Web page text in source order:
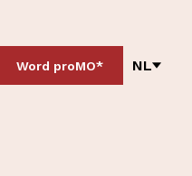
Word proMO* NL